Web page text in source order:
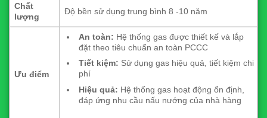
Chất
lượng
Độ bền sử dụng trung bình 8 -10 năm
Ưu điểm
An toàn: Hệ thống gas được thiết kế và lắp
đặt theo tiêu chuẩn an toàn PCCC
Tiết kiệm: Sử dụng gas hiệu quả, tiết kiệm chi
phí
Hiệu quả: Hệ thống gas hoạt động ổn định,
đáp ứng nhu cầu nấu nướng của nhà hàng